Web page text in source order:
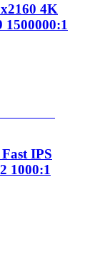
4K
IPS
1000:1